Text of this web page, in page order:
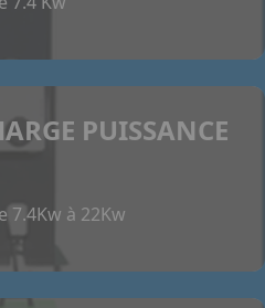
PUISSANCE
7.4Kw à 22Kw